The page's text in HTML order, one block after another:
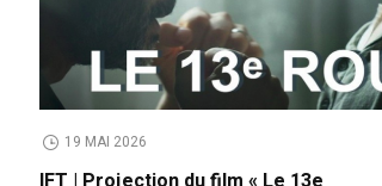
19 MAI 2026